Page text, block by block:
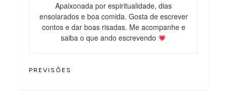
Apaixonada por espiritualidade, dias
ensolarados e boa comida. Gosta de escrever
contos e dar boas risadas. Me acompanhe e
saiba o que ando escrevendo
PREVISÕES